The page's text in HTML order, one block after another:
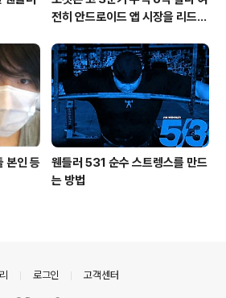
전히 안드로이드 앱 시장을 리드
본인 등
웬들러 531 순수 스트렝스를 만드
는 방법
로그인 고객센터